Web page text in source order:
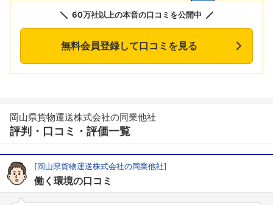
60万社以上の本音の口コミを公開中
無料会員登録して口コミを見る
岡山県貨物運送株式会社の同業他社
評判・口コミ・評価一覧
[岡山県貨物運送株式会社の同業他社]
働く環境の口コミ